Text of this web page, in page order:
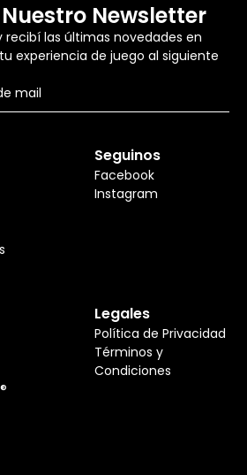
Newsletter
recibí las últimas novedades en
experiencia de juego al siguiente
Seguinos
Facebook
Instagram
Legales
Política de Privacidad
Términos y
Condiciones